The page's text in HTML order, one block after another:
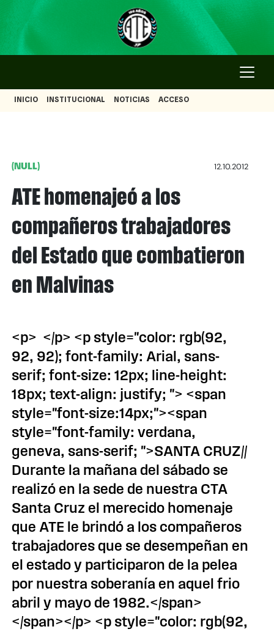
INICIO INSTITUCIONAL NOTICIAS ACCESO
(NULL) 12.10.2012
ATE homenajeó a los
compañeros trabajadores
del Estado que combatieron
en Malvinas
<p> </p> <p style="color: rgb(92,
92, 92); font-family: Arial, sans-
serif; font-size: 12px; line-height:
18px; text-align: justify; "> <span
style="font-size:14px;"><span
style="font-family: verdana,
geneva, sans-serif; ">SANTA CRUZ//
Durante la mañana del sábado se
realizó en la sede de nuestra CTA
Santa Cruz el merecido homenaje
que ATE le brindó a los compañeros
trabajadores que se desempeñan en
el estado y participaron de la pelea
por nuestra soberanía en aquel frio
abril y mayo de 1982.</span>
</span></p> <p style="color: rgb(92,